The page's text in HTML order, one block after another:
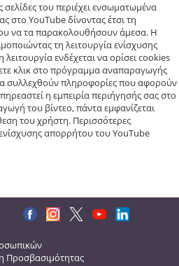
σελίδες του περιέχει ενσωματωμένα
στο YouTube δίνοντας έτσι τη
να τα παρακολουθήσουν άμεσα. Η
τη λειτουργία ενίσχυσης
ενδέχεται να ορίσει cookies
κλικ στο πρόγραμμα αναπαραγωγής
συλλεχθούν πληροφορίες που αφορούν
η εμπειρία περιήγησής σας στο
του βίντεο, πάντα εμφανίζεται
του χρήστη. Περισσότερες
ενίσχυσης απορρήτου του YouTube
Προσβασιμότητας